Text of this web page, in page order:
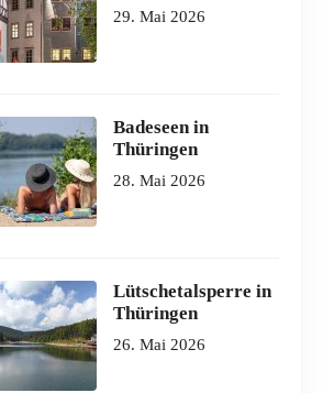
29. Mai 2026
Badeseen in
Thüringen
28. Mai 2026
Lütschetalsperre in
Thüringen
26. Mai 2026